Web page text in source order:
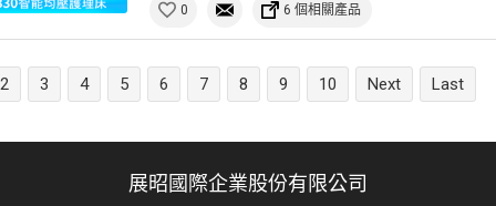
0 6 個相關產品
2 3 4 5 6 7 8 9 10 Next Last
展昭國際企業股份有限公司